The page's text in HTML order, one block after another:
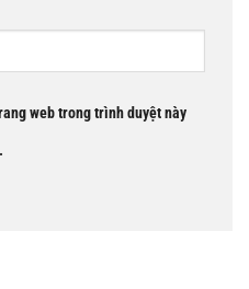
web trong trình duyệt này